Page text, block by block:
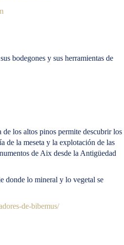
bodegones y sus herramientas de
los altos pinos permite descubrir los
de la meseta y la explotación de las
de Aix desde la Antigüedad
donde lo mineral y lo vegetal se
de-bibemus/